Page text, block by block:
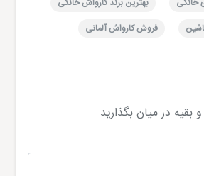
فروش کارواش آلمانی
بقیه در میان بگذارید